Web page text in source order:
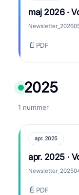
maj 2026 ·
📄 PDF
2025
1 nummer
apr. 2025
apr. 2025 ·
📄 PDF